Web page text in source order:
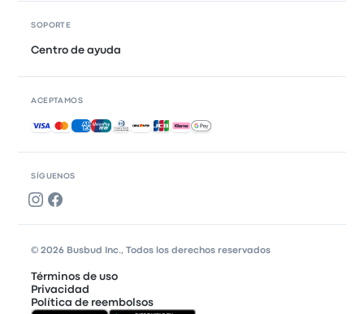
SÍGUENOS
SOPORTE
Centro de ayuda
ACEPTAMOS
Pagos aceptados
© 2026 Busbud Inc., Todos los derechos reservados
Términos de uso
Privacidad
Política de reembolsos